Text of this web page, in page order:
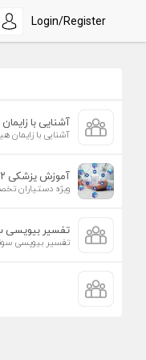
Login/Register
آموزش پزشکی ۱۴۰۲